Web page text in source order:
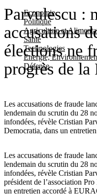
Economie
Politique
Agriculture et
Santé
Technologies
Energie,
Défense
Parvulescu :
accusations
élections ne
progrès de la
Les accusations de fraude
lendemain du scrutin du 28
infondées, révèle Cristian
Democratia, dans un
Les accusations de fraude
lendemain du scrutin du 28
infondées, révèle Cristian
président de l’association
un entretien accordé à